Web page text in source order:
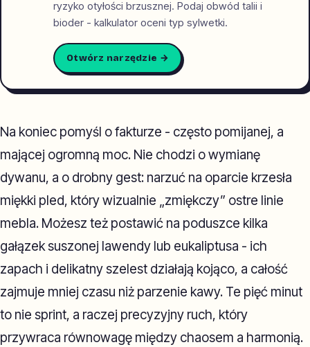
ryzyko otyłości brzusznej. Podaj obwód talii i
bioder - kalkulator oceni typ sylwetki.
Otwórz narzędzie →
Na koniec pomyśl o fakturze - często pomijanej, a
mającej ogromną moc. Nie chodzi o wymianę
dywanu, a o drobny gest: narzuć na oparcie krzesła
miękki pled, który wizualnie „zmiękczy” ostre linie
mebla. Możesz też postawić na poduszce kilka
gałązek suszonej lawendy lub eukaliptusa - ich
zapach i delikatny szelest działają kojąco, a całość
zajmuje mniej czasu niż parzenie kawy. Te pięć minut
to nie sprint, a raczej precyzyjny ruch, który
przywraca równowagę między chaosem a harmonią.